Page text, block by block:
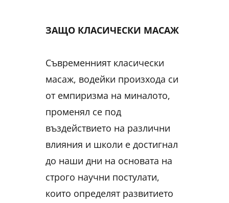
ЗАЩО КЛАСИЧЕСКИ МАСАЖ
Съвременният класически
масаж, водейки произхода си
от емпиризма на миналото,
променял се под
въздействието на различни
влияния и школи е достигнал
до наши дни на основата на
строго научни постулати,
които определят развитието